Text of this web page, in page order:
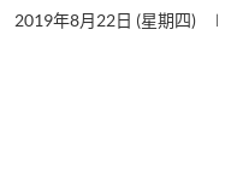
2019年8月22日 (星期四)